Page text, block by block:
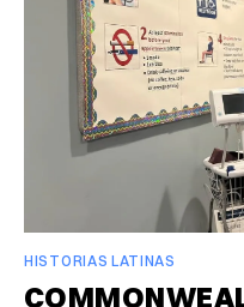
HISTORIAS LATINAS